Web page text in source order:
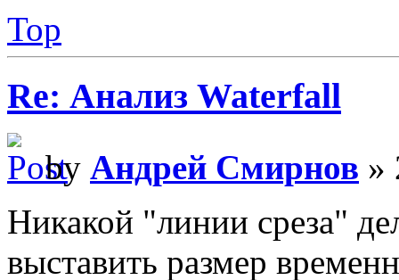
Top
Re: Анализ Waterfall
by Андрей Смирнов »
Никакой "линии среза"
выставить размер